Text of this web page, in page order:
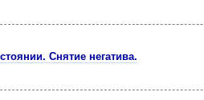
Снятие негатива.